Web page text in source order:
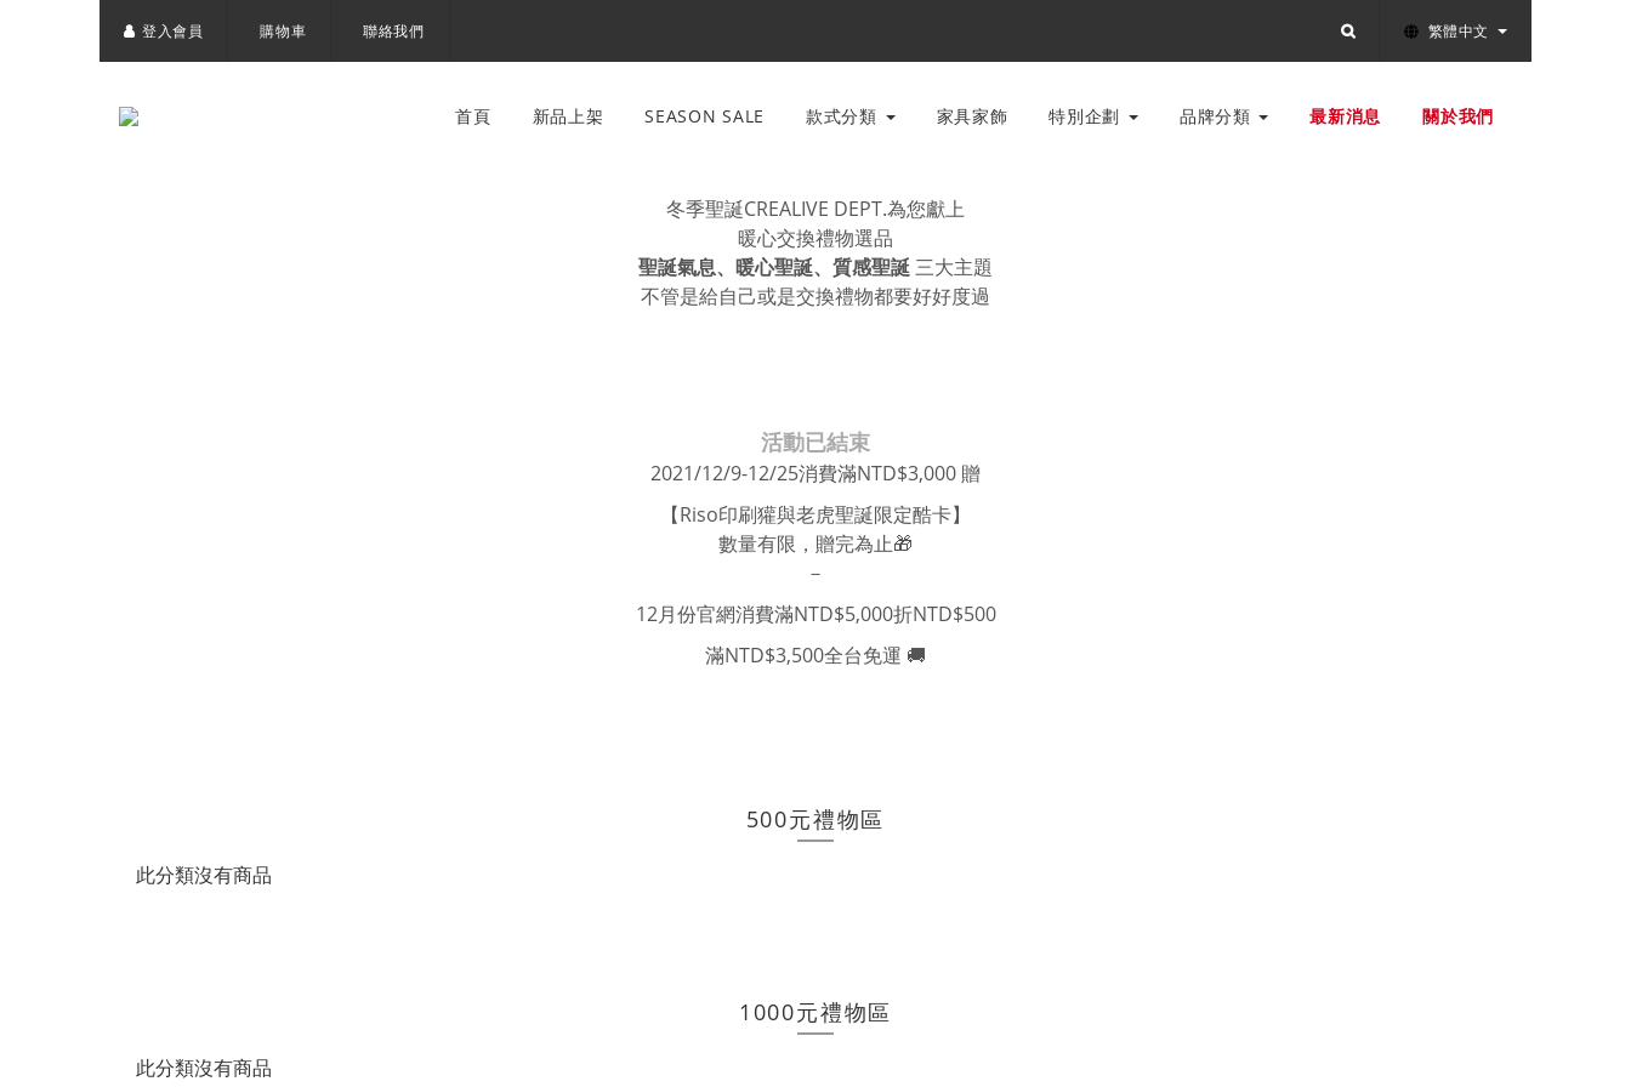
登入會員 購物車 聯絡我們 繁體中文
首頁 新品上架 SEASON SALE 款式分類 家具家飾 特別企劃 品牌分類 最新消息 關於我們
冬季聖誕CREALIVE DEPT.為您獻上
暖心交換禮物選品
聖誕氣息、暖心聖誕、質感聖誕三大主題
不管是給自己或是交換禮物都要好好度過
活動已結束
2021/12/9-12/25消費滿NTD$3,000 贈
【Riso印刷獾與老虎聖誕限定酷卡】
數量有限，贈完為止🎁
－
12月份官網消費滿NTD$5,000折NTD$500
滿NTD$3,500全台免運 🚚
500元禮物區
此分類沒有商品
1000元禮物區
此分類沒有商品